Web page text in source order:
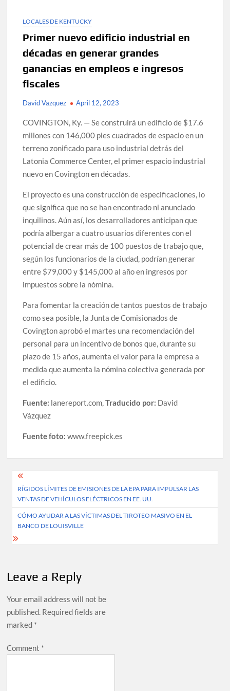
LOCALES DE KENTUCKY
Primer nuevo edificio industrial en
décadas en generar grandes
ganancias en empleos e ingresos
fiscales
David Vazquez April 12, 2023
COVINGTON, Ky. — Se construirá un edificio de $17.6
millones con 146,000 pies cuadrados de espacio en un
terreno zonificado para uso industrial detrás del
Latonia Commerce Center, el primer espacio industrial
nuevo en Covington en décadas.
El proyecto es una construcción de especificaciones, lo
que significa que no se han encontrado ni anunciado
inquilinos. Aún así, los desarrolladores anticipan que
podría albergar a cuatro usuarios diferentes con el
potencial de crear más de 100 puestos de trabajo que,
según los funcionarios de la ciudad, podrían generar
entre $79,000 y $145,000 al año en ingresos por
impuestos sobre la nómina.
Para fomentar la creación de tantos puestos de trabajo
como sea posible, la Junta de Comisionados de
Covington aprobó el martes una recomendación del
personal para un incentivo de bonos que, durante su
plazo de 15 años, aumenta el valor para la empresa a
medida que aumenta la nómina colectiva generada por
el edificio.
Fuente: lanereport.com,Traducido por: David
Vázquez
Fuente foto:www.freepick.es
Post
navigation
RÍGIDOS LÍMITES DE EMISIONES DE LA EPA PARA IMPULSAR LAS
VENTAS DE VEHÍCULOS ELÉCTRICOS EN EE. UU.
CÓMO AYUDAR A LAS VÍCTIMAS DEL TIROTEO MASIVO EN EL
BANCO DE LOUISVILLE
Leave a Reply
Your email address will not be
published. Required fields are
marked *
Comment *